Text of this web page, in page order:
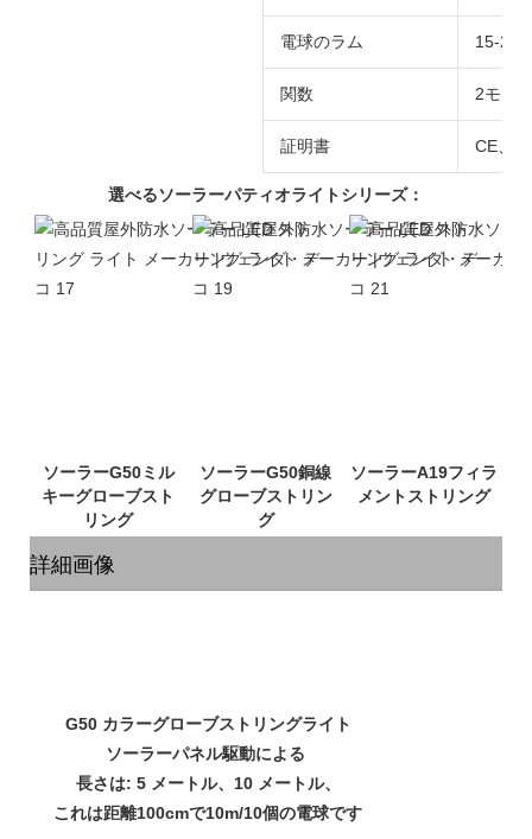
電球のラム 15-
関数 2モー
証明書 CE、
選べるソーラーパティオライトシリーズ：
ソーラーG50ミル
キーグローブスト
リング
ソーラーG50銅線
グローブストリン
グ
ソーラーA19フィラ
メントストリング
詳細画像
G50 カラーグローブストリングライト
ソーラーパネル駆動による
長さは: 5 メートル、10 メートル、
これは距離100cmで10m/10個の電球です